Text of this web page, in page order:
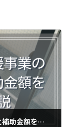
こどもエコすまい支援事業の対象リフォ－ムと補助金額をわかりやすく解説